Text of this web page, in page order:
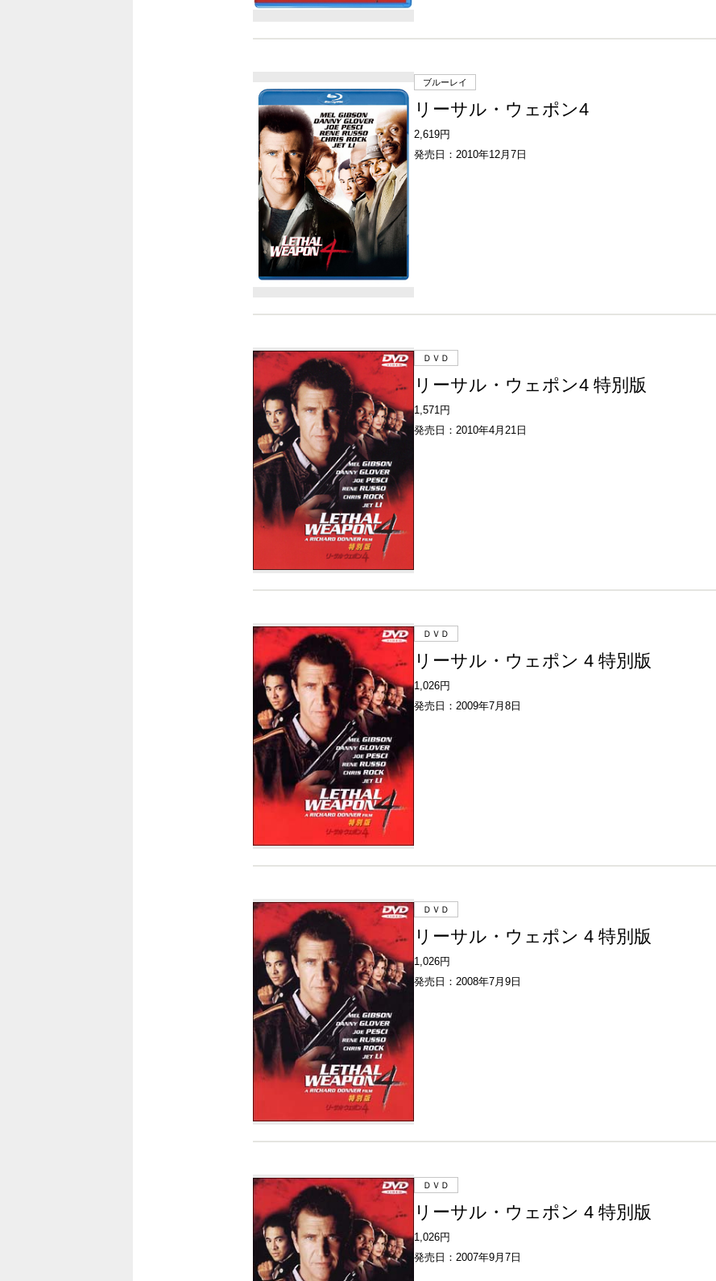
ブルーレイ
リーサル・ウェポン4
2,619円
発売日：2010年12月7日
ＤＶＤ
リーサル・ウェポン4 特別版
1,571円
発売日：2010年4月21日
ＤＶＤ
リーサル・ウェポン 4 特別版
1,026円
発売日：2009年7月8日
ＤＶＤ
リーサル・ウェポン 4 特別版
1,026円
発売日：2008年7月9日
ＤＶＤ
リーサル・ウェポン 4 特別版
1,026円
発売日：2007年9月7日